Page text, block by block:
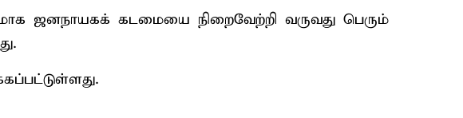
ஜனநாயகக் கடமையை நிறைவேற்றி வருவது பெரும்